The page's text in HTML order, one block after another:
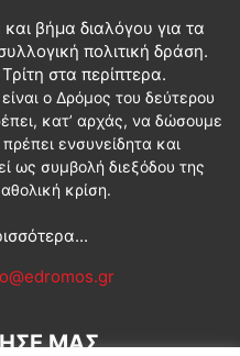
βήμα διαλόγου για τα
πολιτική δράση.
στα περίπτερα.
ο Δρόμος του δεύτερου
κατ’ αρχάς, να δώσουμε
ενσυνείδητα και
ως συμβολή διεξόδου της
κρίση.
ΜΑΣ